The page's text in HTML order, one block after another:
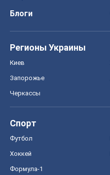
Блоги
Регионы Украины
Киев
Запорожье
Черкассы
Спорт
Футбол
Хоккей
Формула-1